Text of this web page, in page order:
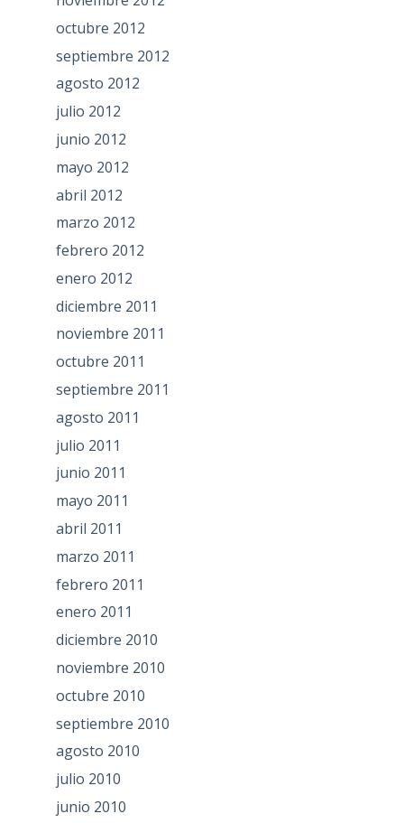
octubre 2012
septiembre 2012
agosto 2012
julio 2012
junio 2012
mayo 2012
abril 2012
marzo 2012
febrero 2012
enero 2012
diciembre 2011
noviembre 2011
octubre 2011
septiembre 2011
agosto 2011
julio 2011
junio 2011
mayo 2011
abril 2011
marzo 2011
febrero 2011
enero 2011
diciembre 2010
noviembre 2010
octubre 2010
septiembre 2010
agosto 2010
julio 2010
junio 2010